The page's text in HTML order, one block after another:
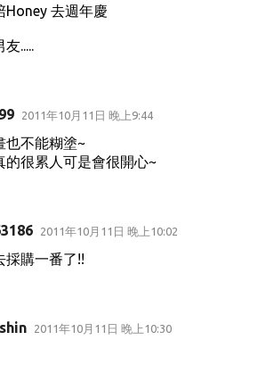
Honey 去週年慶
.....
2011年10月11日 晚上9:44
也不能糊塗~
的很累人可是會很開心~
2011年10月11日 晚上10:02
採購一番了!!
2011年10月11日 晚上10:30